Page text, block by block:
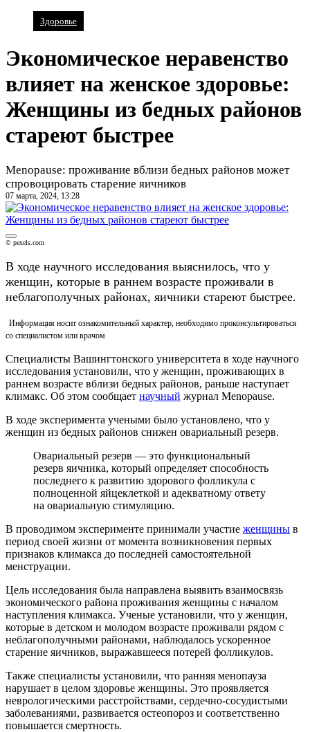
Здоровье
Экономическое неравенство
влияет на женское здоровье:
Женщины из бедных районов
стареют быстрее
Menopause: проживание вблизи бедных районов может
спровоцировать старение яичников
07 марта, 2024, 13:28
© pexels.com
В ходе научного исследования выяснилось, что у
женщин, которые в раннем возрасте проживали в
неблагополучных районах, яичники стареют быстрее.
Информация носит ознакомительный характер, необходимо проконсультироваться
со специалистом или врачом
Специалисты Вашингтонского университета в ходе научного
исследования установили, что у женщин, проживающих в
раннем возрасте вблизи бедных районов, раньше наступает
климакс. Об этом сообщает научный журнал Menopause.
В ходе эксперимента учеными было установлено, что у
женщин из бедных районов снижен овариальный резерв.
Овариальный резерв — это функциональный
резерв яичника, который определяет способность
последнего к развитию здорового фолликула с
полноценной яйцеклеткой и адекватному ответу
на овариальную стимуляцию.
В проводимом эксперименте принимали участие женщины в
период своей жизни от момента возникновения первых
признаков климакса до последней самостоятельной
менструации.
Цель исследования была направлена выявить взаимосвязь
экономического района проживания женщины с началом
наступления климакса. Ученые установили, что у женщин,
которые в детском и молодом возрасте проживали рядом с
неблагополучными районами, наблюдалось ускоренное
старение яичников, выражавшееся потерей фолликулов.
Также специалисты установили, что ранняя менопауза
нарушает в целом здоровье женщины. Это проявляется
неврологическими расстройствами, сердечно-сосудистыми
заболеваниями, развивается остеопороз и соответственно
повышается смертность.